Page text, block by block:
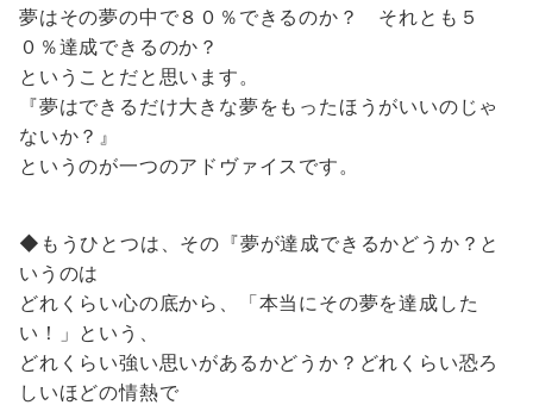
夢はその夢の中で８０％できるのか？ それとも５
０％達成できるのか？
ということだと思います。
『夢はできるだけ大きな夢をもったほうがいいのじゃ
ないか？』
というのが一つのアドヴァイスです。
◆もうひとつは、その『夢が達成できるかどうか？と
いうのは
どれくらい心の底から、「本当にその夢を達成した
い！」という、
どれくらい強い思いがあるかどうか？どれくらい恐ろ
しいほどの情熱で